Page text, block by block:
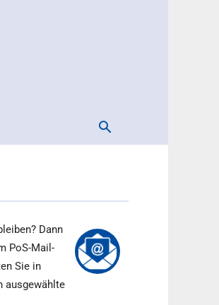
Dann
PoS-Mail-
Sie in
ausgewählte